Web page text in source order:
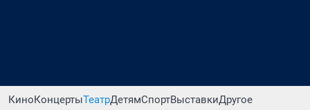
КиноКонцертыТеатрДетямСпортВыставкиДругое